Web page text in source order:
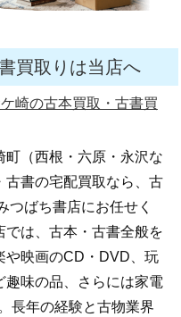
買取りは当店へ
崎の古本買取・古書買
町（西根・六原・永沢な
古書の宅配買取なら、古
つばち書店にお任せく
では、古本・古書全般を
や映画のCD・DVD、玩
趣味の品、さらには家電
長年の経験と古物業界